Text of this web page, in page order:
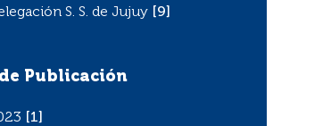
S. S. de Jujuy
S. S. de Jujuy [9]
Publicación
[1]